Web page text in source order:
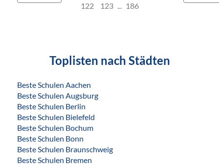
122
123 186
Toplisten nach Städten
Beste Schulen Aachen
Beste Schulen Augsburg
Beste Schulen Berlin
Beste Schulen Bielefeld
Beste Schulen Bochum
Beste Schulen Bonn
Beste Schulen Braunschweig
Beste Schulen Bremen